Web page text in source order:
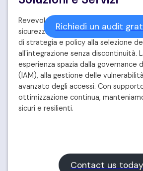
Richiedi un audit
Revevol progetta e implementa
sicurezza su misura per il tuo
di strategia e policy alla selezione
all'integrazione senza discontinuità.
esperienza spazia dalla governance
(IAM), alla gestione delle
avanzato degli accessi. Con
ottimizzazione continua,
sicuri e resilienti.
Contact us today